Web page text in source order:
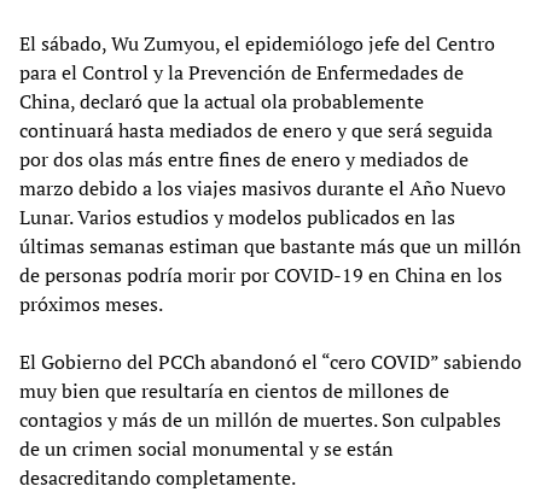
El sábado, Wu Zumyou, el epidemiólogo jefe del Centro
para el Control y la Prevención de Enfermedades de
China, declaró que la actual ola probablemente
continuará hasta mediados de enero y que será seguida
por dos olas más entre fines de enero y mediados de
marzo debido a los viajes masivos durante el Año Nuevo
Lunar. Varios estudios y modelos publicados en las
últimas semanas estiman que bastante más que un millón
de personas podría morir por COVID-19 en China en los
próximos meses.
El Gobierno del PCCh abandonó el “cero COVID” sabiendo
muy bien que resultaría en cientos de millones de
contagios y más de un millón de muertes. Son culpables
de un crimen social monumental y se están
desacreditando completamente.